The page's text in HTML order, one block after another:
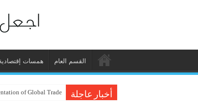
القسم العام همسات
أخبار عاجلة of Global Trade